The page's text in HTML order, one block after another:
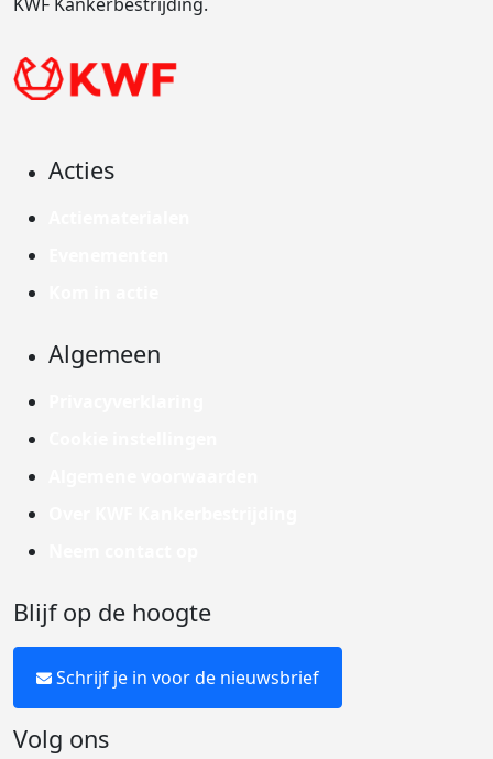
Acties
Algemeen
Blijf op de hoogte
Schrijf je in voor de nieuwsbrief
Volg ons